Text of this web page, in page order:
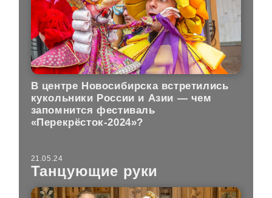
В центре Новосибирска встретились
кукольники России и Азии — чем
запомнится фестиваль
«Перекрёсток-2024»?
21.05.24
Танцующие руки